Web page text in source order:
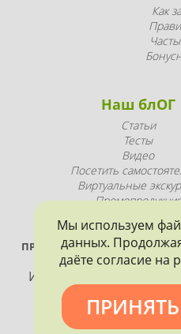
Как
Наш блОГ
Статьи
Тесты
Видео
Посетить
Виртуальные
Промопродукция
ПРОЕКТ РЕАЛИЗУЕТСЯ ПРИ
Использование
допускается только с
обязательной
Мы используем
данных.
даёте согласие на